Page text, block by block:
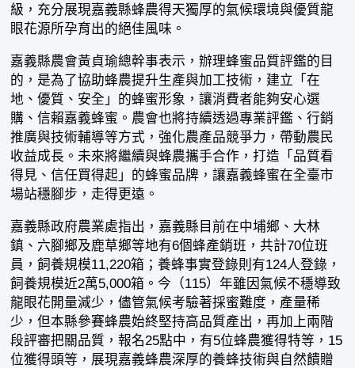
級，充分展現嘉義縣蜂農得天獨厚的氣候環境與優質龍
眼花源所孕育出的絕佳風味。
嘉義縣農會黃貞瑜總幹事表示，辦理蜂蜜品質評鑑的目
的，是為了協助蜂農提升生產與加工技術，建立「在
地、優質、安全」的蜂蜜形象，讓消費者能夠安心選
購、信賴嘉義蜂蜜。農會也將持續透過專業評鑑、行銷
推廣與技術輔導等方式，強化農產品競爭力，帶動農民
收益成長。未來將繼續與蜂農攜手合作，打造「品質看
得見、信任買得起」的蜂蜜品牌，讓嘉義蜂蜜在全臺市
場站穩腳步，走得更遠。
嘉義縣政府農業處指出，嘉義縣目前在中埔鄉、大林
鎮、六腳鄉及鹿草鄉等地有6個蜂產銷班，共計70位班
員，飼養規模11,220箱；養蜂事實登錄則有124人登錄，
飼養規模近2萬5,000箱。今（115）年雖因氣候不穩導致
龍眼花開量減少，儘管氣候考驗著採蜜難度，產量稀
少，但本縣參賽蜂農始終堅持高品質產出，再加上兩階
段評審把關品質，報名25點中，有5位蜂農獲得特等，15
位獲得頭等，展現嘉義蜂農深厚的養蜂技術與自然饋贈